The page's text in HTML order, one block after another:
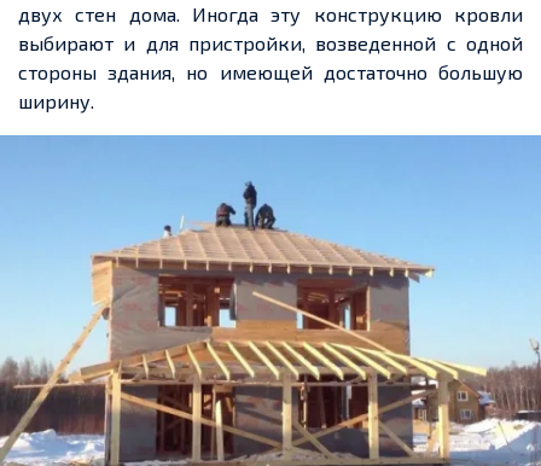
двух стен дома. Иногда эту конструкцию кровли
выбирают и для пристройки, возведенной с одной
стороны здания, но имеющей достаточно большую
ширину.